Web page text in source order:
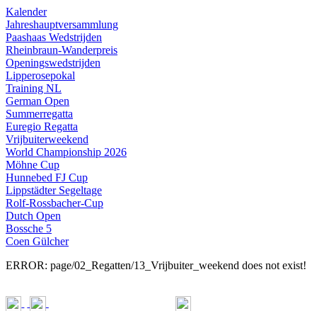
Kalender
Jahres­haupt­versammlung
Paashaas Wedstrijden
Rheinbraun-Wander­preis
Openingswedstrijden
Lipperose­pokal
Training NL
German Open
Summerregatta
Euregio Regatta
Vrijbuiterweekend
World Championship 2026
Möhne Cup
Hunnebed FJ Cup
Lipp­städter Segeltage
Rolf-Ross­bacher-Cup
Dutch Open
Bossche 5
Coen Gülcher
ERROR: page/02_Regatten/13_Vrijbuiter_weekend does not exist!